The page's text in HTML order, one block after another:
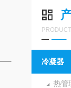
冷凝器
热管